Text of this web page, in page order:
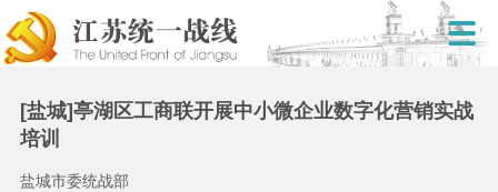
[盐城]亭湖区工商联开展中小微企业数字化营销实战
培训
盐城市委统战部